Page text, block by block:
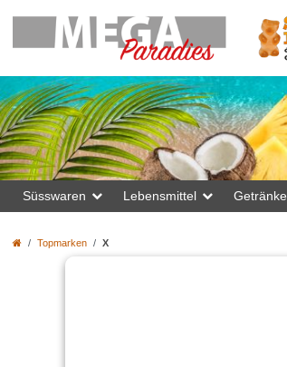
Süsswaren Lebensmittel Getränke
Topmarken X